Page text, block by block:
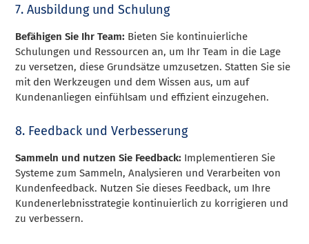
7. Ausbildung und Schulung
Befähigen Sie Ihr Team: Bieten Sie kontinuierliche
Schulungen und Ressourcen an, um Ihr Team in die Lage
zu versetzen, diese Grundsätze umzusetzen. Statten Sie sie
mit den Werkzeugen und dem Wissen aus, um auf
Kundenanliegen einfühlsam und effizient einzugehen.
8. Feedback und Verbesserung
Sammeln und nutzen Sie Feedback: Implementieren Sie
Systeme zum Sammeln, Analysieren und Verarbeiten von
Kundenfeedback. Nutzen Sie dieses Feedback, um Ihre
Kundenerlebnisstrategie kontinuierlich zu korrigieren und
zu verbessern.